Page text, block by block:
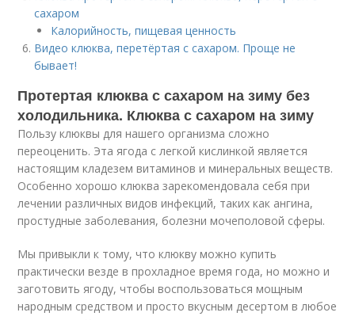
сахаром
Калорийность, пищевая ценность
Видео клюква, перетёртая с сахаром. Проще не
бывает!
Протертая клюква с сахаром на зиму без
холодильника. Клюква с сахаром на зиму
Пользу клюквы для нашего организма сложно
переоценить. Эта ягода с легкой кислинкой является
настоящим кладезем витаминов и минеральных веществ.
Особенно хорошо клюква зарекомендовала себя при
лечении различных видов инфекций, таких как ангина,
простудные заболевания, болезни мочеполовой сферы.
Мы привыкли к тому, что клюкву можно купить
практически везде в прохладное время года, но можно и
заготовить ягоду, чтобы воспользоваться мощным
народным средством и просто вкусным десертом в любое